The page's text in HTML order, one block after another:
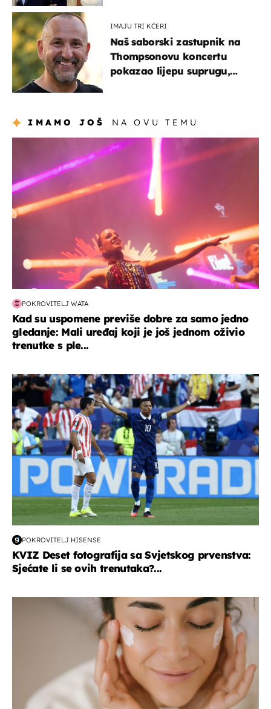
IMAJU TRI KĆERI
Naš saborski zastupnik na
Thompsonovu koncertu
pokazao lijepu suprugu,
IMAMO JOŠ NA OVU TEMU
POKROVITELJ WATA
Kad su uspomene previše dobre za samo jedno
gledanje: Mali uređaj koji je još jednom oživio
trenutke s ple...
svjetsko prvenstvo 2026
POKROVITELJ HISENSE
KVIZ Deset fotografija sa Svjetskog prvenstva:
Sjećate li se ovih trenutaka?...
moda & ljepota